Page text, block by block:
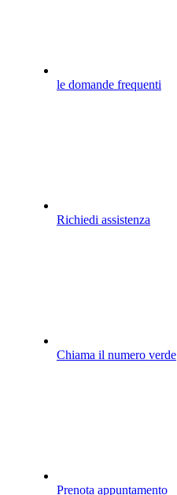
le domande frequenti
Richiedi assistenza
Chiama il numero verde
Prenota appuntamento